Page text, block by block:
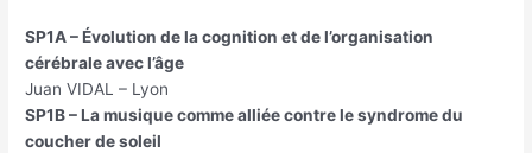
SP1A – Évolution de la cognition et de l’organisation
cérébrale avec l’âge
Juan VIDAL – Lyon
SP1B – La musique comme alliée contre le syndrome du
coucher de soleil